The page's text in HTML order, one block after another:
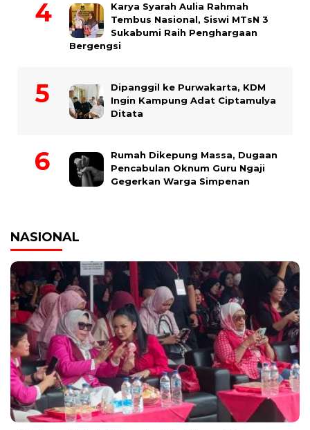
Karya Syarah Aulia Rahmah
Tembus Nasional, Siswi MTsN 3
Sukabumi Raih Penghargaan
Bergengsi
Dipanggil ke Purwakarta, KDM
Ingin Kampung Adat Ciptamulya
Ditata
Rumah Dikepung Massa, Dugaan
Pencabulan Oknum Guru Ngaji
Gegerkan Warga Simpenan
NASIONAL